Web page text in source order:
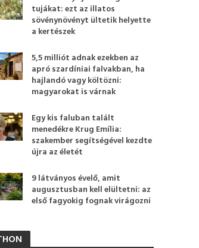
tujákat: ezt az illatos
sövénynövényt ültetik helyette
a kertészek
5,5 milliót adnak ezekben az
apró szardíniai falvakban, ha
hajlandó vagy költözni:
magyarokat is várnak
Egy kis faluban talált
menedékre Krug Emília:
szakember segítségével kezdte
újra az életét
9 látványos évelő, amit
augusztusban kell elültetni: az
első fagyokig fognak virágozni